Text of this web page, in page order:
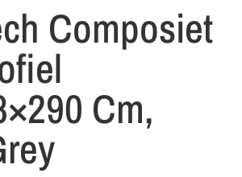
Composiet
Cm,